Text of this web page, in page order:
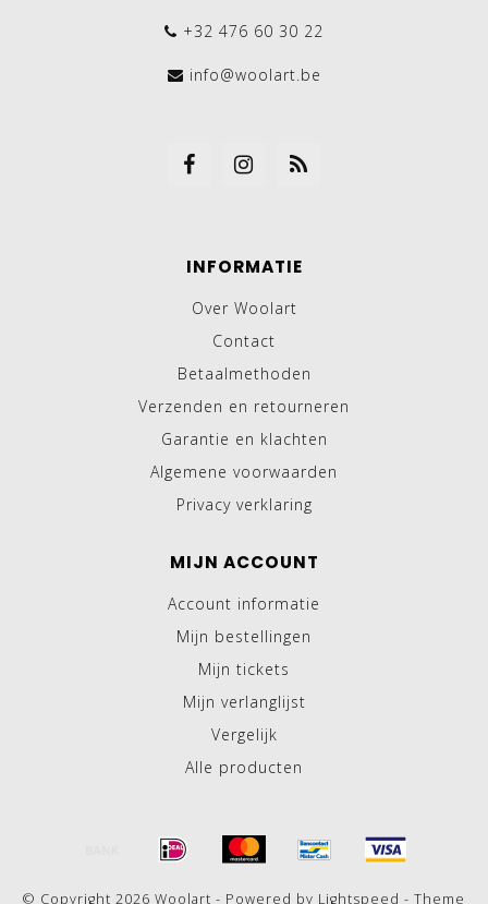
+32 476 60 30 22
info@woolart.be
INFORMATIE
Over Woolart
Contact
Betaalmethoden
Verzenden en retourneren
Garantie en klachten
Algemene voorwaarden
Privacy verklaring
MIJN ACCOUNT
Account informatie
Mijn bestellingen
Mijn tickets
Mijn verlanglijst
Vergelijk
Alle producten
© Copyright 2026 Woolart - Powered by Lightspeed - Theme